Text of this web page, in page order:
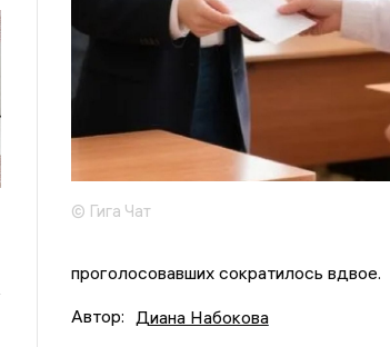
© Гига Чат
проголосовавших сократилось вдвое.
Автор: Диана Набокова